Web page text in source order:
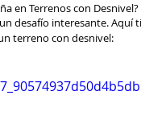
en Terrenos con Desnivel?
desafío interesante. Aquí
terreno con desnivel: